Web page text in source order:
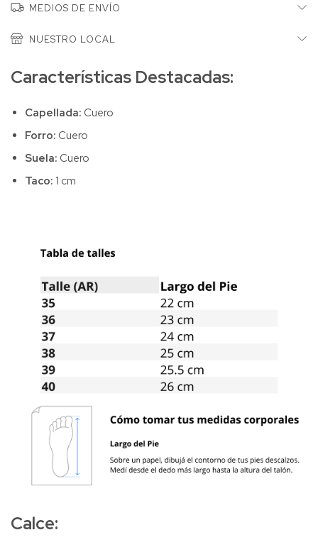
MEDIOS DE ENVÍO
NUESTRO LOCAL
Características Destacadas:
Capellada: Cuero
Forro: Cuero
Suela: Cuero
Taco: 1 cm
Calce: